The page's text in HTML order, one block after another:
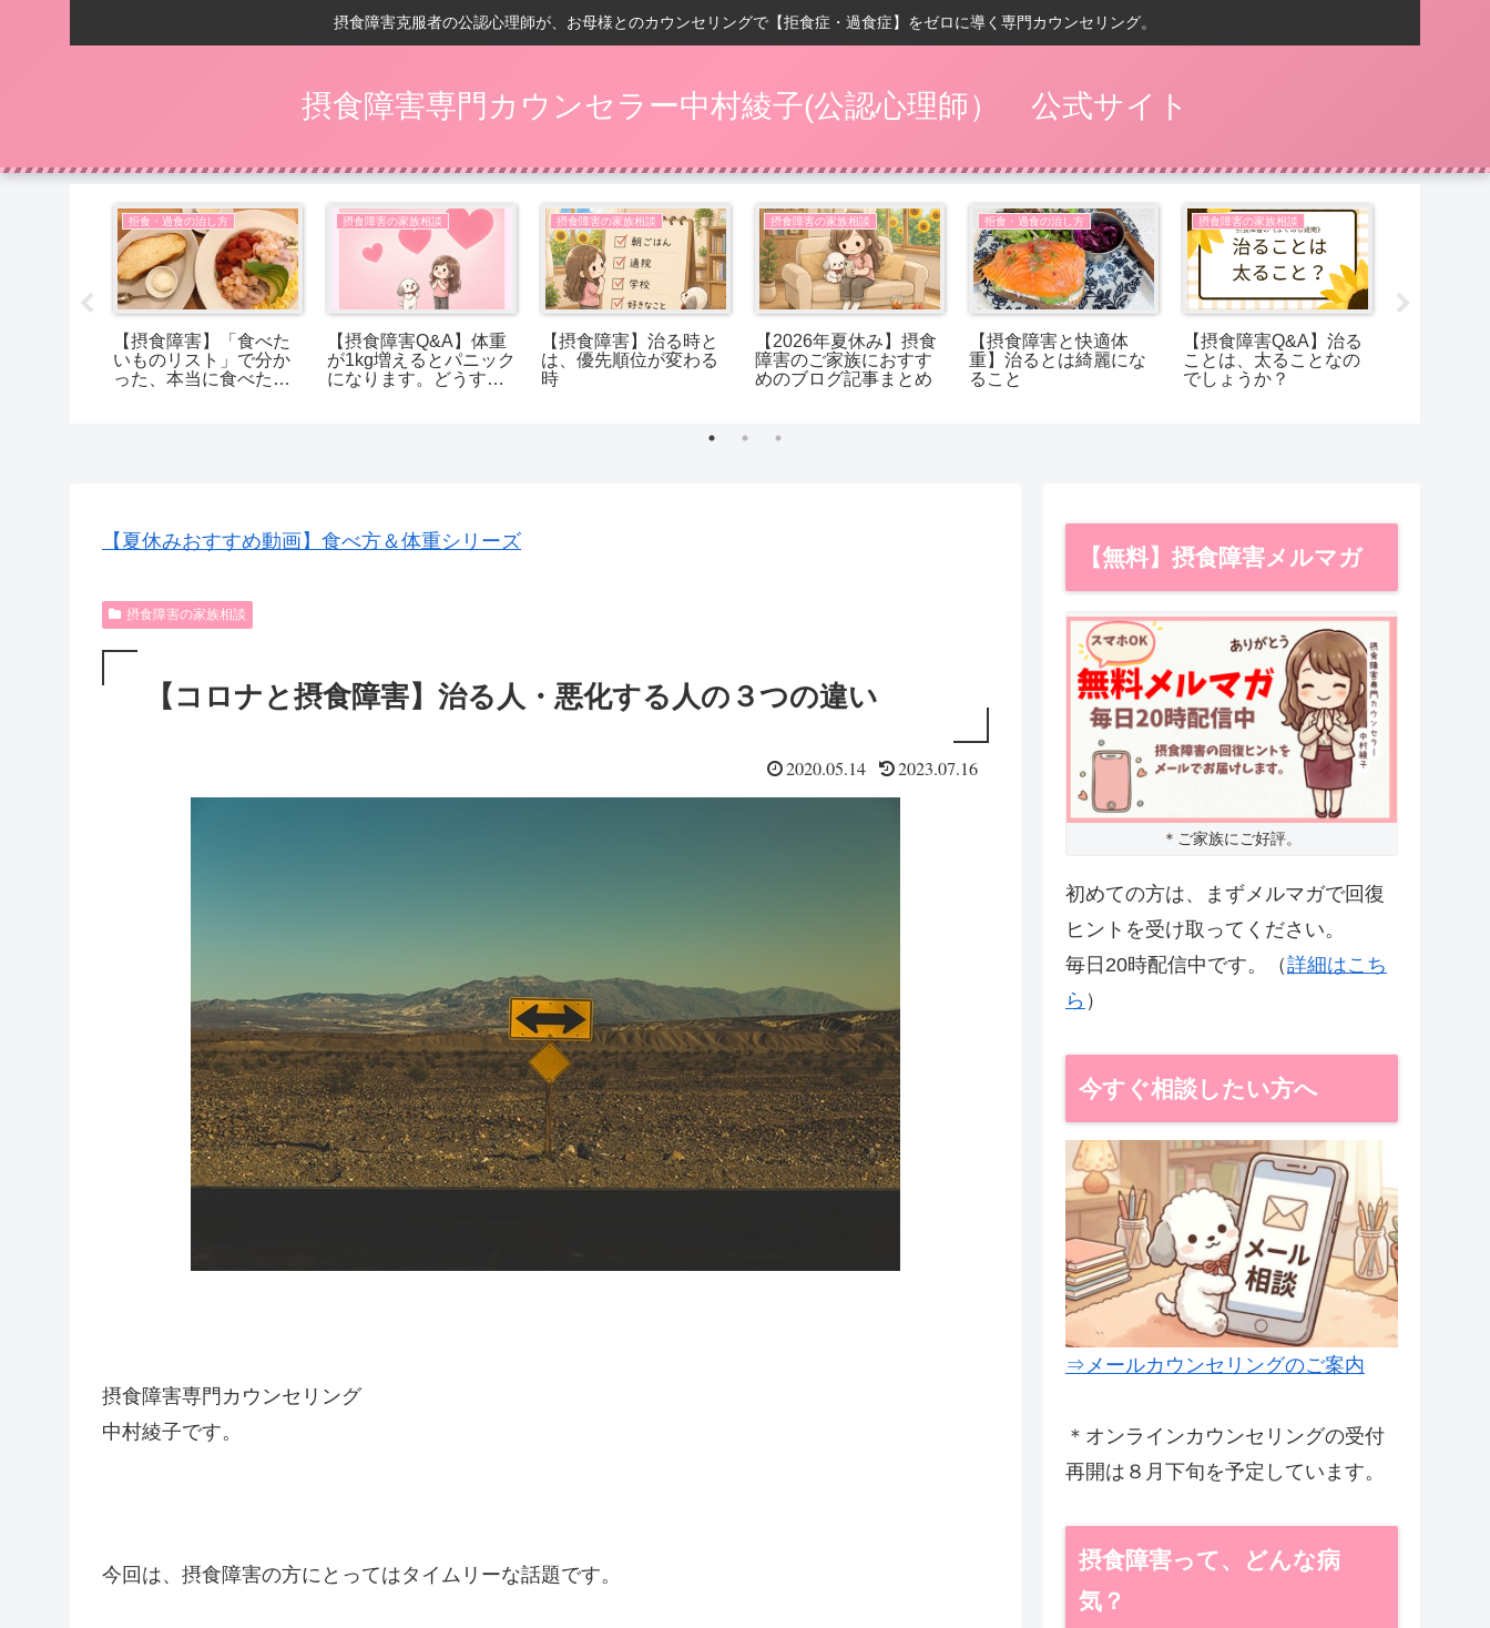
摂食障害克服者の公認心理師が、お母様とのカウンセリングで【拒食症・過食症】をゼロに導く専門カウンセリング。
摂食障害専門カウンセラー中村綾子(公認心理師） 公式サイト
拒食・過食の治し方
【摂食障害】「食べた
いものリスト」で分か
った、本当に食べたか
摂食障害の家族相談
【摂食障害Q&A】体重
が1kg増えるとパニック
になります。どうすれ
摂食障害の家族相談
【摂食障害】治る時と
は、優先順位が変わる
時
摂食障害の家族相談
【2026年夏休み】摂食
障害のご家族におすす
めのブログ記事まとめ
拒食・過食の治し方
【摂食障害と快適体
重】治るとは綺麗にな
ること
摂食障害の家族相談
【摂食障害Q&A】治る
ことは、太ることなの
でしょうか？
【夏休みおすすめ動画】食べ方＆体重シリーズ
摂食障害の家族相談
【コロナと摂食障害】治る人・悪化する人の３つの違い
2020.05.14 2023.07.16
摂食障害専門カウンセリング
中村綾子です。
今回は、摂食障害の方にとってはタイムリーな話題です。
【無料】摂食障害メルマガ
＊ご家族にご好評。
初めての方は、まずメルマガで回復
ヒントを受け取ってください。
毎日20時配信中です。（詳細はこち
ら ）
今すぐ相談したい方へ
⇒メールカウンセリングのご案内
＊オンラインカウンセリングの受付
再開は８月下旬を予定しています。
摂食障害って、どんな病
気？